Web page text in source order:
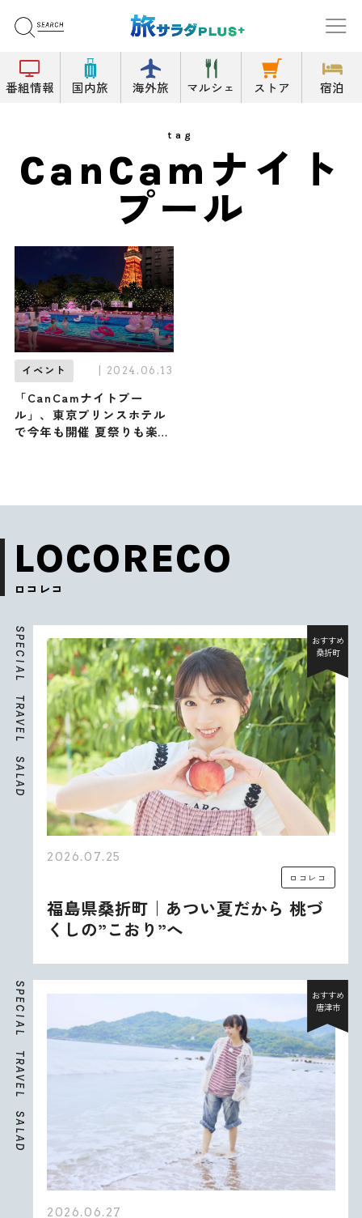
番組情報 国内旅 海外旅 マルシェ ストア 宿泊
tag
CanCamナイト
プール
イベント | 2024.06.13
「CanCamナイトプー
ル」、東京プリンスホテル
で今年も開催 夏祭りも楽し
LOCORECO
ロコレコ
S
P
E
C
I
A
L
T
R
A
V
E
L
S
A
L
A
D
おすすめ
桑折町
2026.07.25
ロコレコ
福島県桑折町｜あつい夏だから 桃づ
くしの”こおり”へ
S
P
E
C
I
A
L
T
R
A
V
E
L
S
A
L
A
D
おすすめ
唐津市
2026.06.27